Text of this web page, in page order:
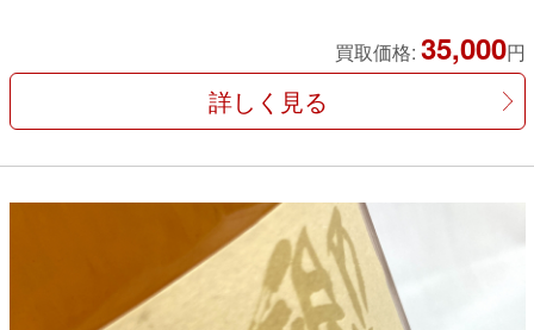
買取価格: 35,000円
詳しく見る